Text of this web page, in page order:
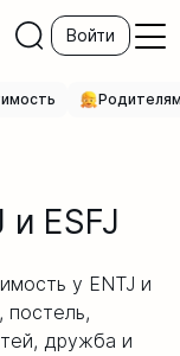
Войти
ESFJ
у ENTJ и
постель,
дружба и